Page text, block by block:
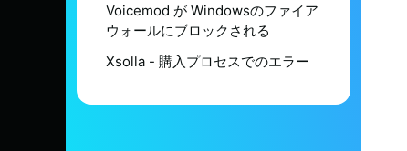
Voicemod が Windowsのファイア
ウォールにブロックされる
Xsolla - 購入プロセスでのエラー